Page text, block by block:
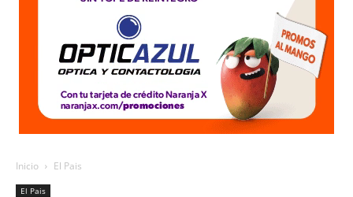
Inicio El Pais
El Pais